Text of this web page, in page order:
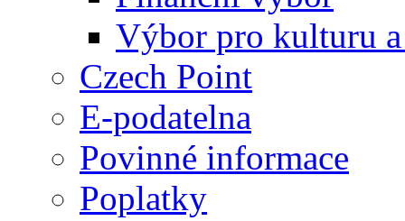
Výbor pro kulturu
Czech Point
E-podatelna
Povinné informace
Poplatky